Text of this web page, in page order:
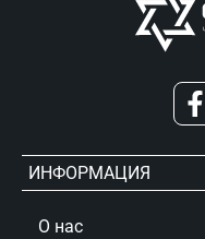
ИНФОРМАЦИЯ
О нас